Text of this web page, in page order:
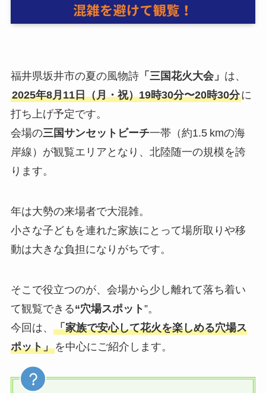
福井県坂井市の夏の風物詩「三国花火大会」 は、
2025年8月11日（月・祝）19時30分〜20時30分に
打ち上げ予定です。
会場の三国サンセットビーチ一帯（約1.5 kmの海
岸線）が観覧エリアとなり、北陸随一の規模を誇
ります。
年は大勢の来場者で大混雑。
小さな子どもを連れた家族にとって場所取りや移
動は大きな負担になりがちです。
そこで役立つのが、会場から少し離れて落ち着い
て観覧できる“穴場スポット”。
今回は、 「家族で安心して花火を楽しめる穴場ス
ポット」を中心にご紹介します。